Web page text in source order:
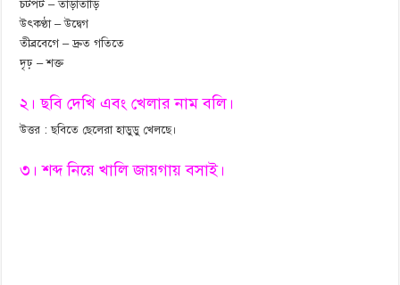
চটপট – তাড়াতাড়ি
উৎকণ্ঠা – উদ্বেগ
তীব্রবেগে – দ্রুত গতিতে
দৃঢ় – শক্ত
২। ছবি দেখি এবং খেলার নাম বলি।
উত্তর : ছবিতে ছেলেরা হাডুডু খেলছে।
৩। শব্দ নিয়ে খালি জায়গায় বসাই।